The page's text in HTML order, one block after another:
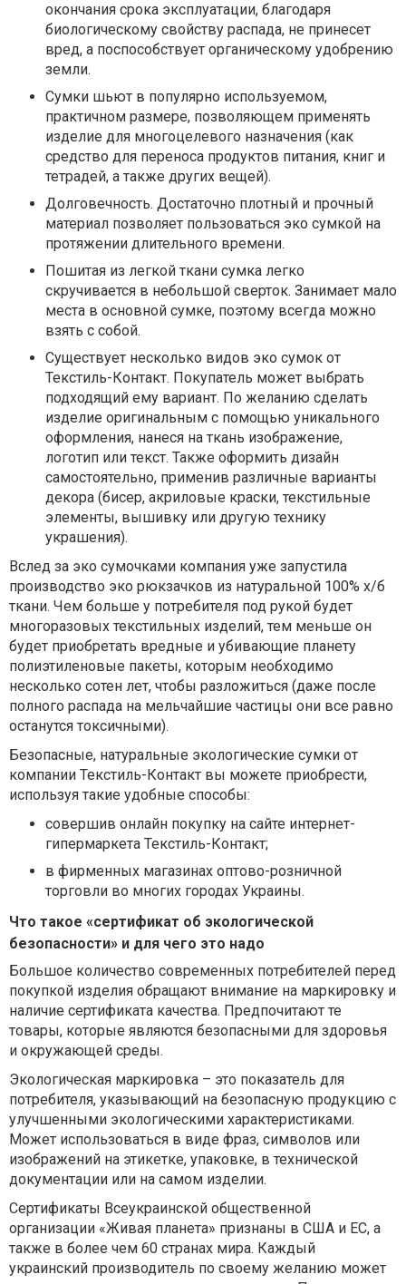
окончания срока эксплуатации, благодаря
биологическому свойству распада, не принесет
вред, а поспособствует органическому удобрению
земли.
Сумки шьют в популярно используемом,
практичном размере, позволяющем применять
изделие для многоцелевого назначения (как
средство для переноса продуктов питания, книг и
тетрадей, а также других вещей).
Долговечность. Достаточно плотный и прочный
материал позволяет пользоваться эко сумкой на
протяжении длительного времени.
Пошитая из легкой ткани сумка легко
скручивается в небольшой сверток. Занимает мало
места в основной сумке, поэтому всегда можно
взять с собой.
Существует несколько видов эко сумок от
Текстиль-Контакт. Покупатель может выбрать
подходящий ему вариант. По желанию сделать
изделие оригинальным с помощью уникального
оформления, нанеся на ткань изображение,
логотип или текст. Также оформить дизайн
самостоятельно, применив различные варианты
декора (бисер, акриловые краски, текстильные
элементы, вышивку или другую технику
украшения).
Вслед за эко сумочками компания уже запустила
производство эко рюкзачков из натуральной 100% х/б
ткани. Чем больше у потребителя под рукой будет
многоразовых текстильных изделий, тем меньше он
будет приобретать вредные и убивающие планету
полиэтиленовые пакеты, которым необходимо
несколько сотен лет, чтобы разложиться (даже после
полного распада на мельчайшие частицы они все равно
останутся токсичными).
Безопасные, натуральные экологические сумки от
компании Текстиль-Контакт вы можете приобрести,
используя такие удобные способы:
совершив онлайн покупку на сайте интернет-
гипермаркета Текстиль-Контакт;
в фирменных магазинах оптово-розничной
торговли во многих городах Украины.
Что такое «сертификат об экологической
безопасности» и для чего это надо
Большое количество современных потребителей перед
покупкой изделия обращают внимание на маркировку и
наличие сертификата качества. Предпочитают те
товары, которые являются безопасными для здоровья
и окружающей среды.
Экологическая маркировка – это показатель для
потребителя, указывающий на безопасную продукцию с
улучшенными экологическими характеристиками.
Может использоваться в виде фраз, символов или
изображений на этикетке, упаковке, в технической
документации или на самом изделии.
Сертификаты Всеукраинской общественной
организации «Живая планета» признаны в США и ЕС, а
также в более чем 60 странах мира. Каждый
украинский производитель по своему желанию может